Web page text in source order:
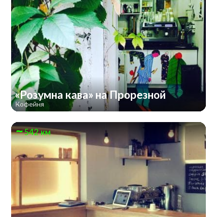
«Розумна кава» на Прорезной
Кофейня
542 км